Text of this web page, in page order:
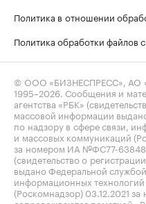
Политика в отношении
Политика обработки файлов
© ООО «БИЗНЕСПРЕСС», АО
1995–2026 . Сообщения и
агентства «РБК»
массовой информации
по надзору в сфере связи,
и массовых коммуникаций
за номером ИА №ФС77-
(свидетельство о
выдано Федеральной
информационных
(Роскомнадзор) 03.12.2021